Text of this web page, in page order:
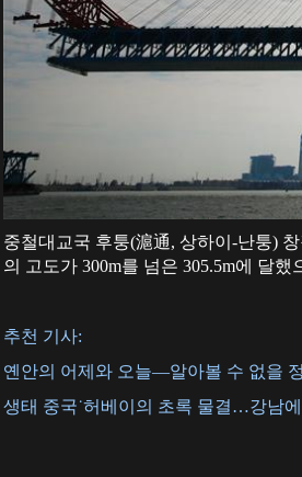
중철대교국 후퉁(滬通, 상하이-난퉁)
의 고도가 300m를 넘은 305.5m에 달
추천 기사:
옌안의 어제와 오늘—알아볼 수 없을
생태 중국˙허베이의 초록 물결…강남